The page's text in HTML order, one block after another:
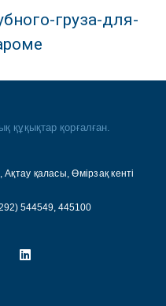
груза-для-
құқықтар қорғалған.
қаласы, Өмірзақ кенті
544549, 445100